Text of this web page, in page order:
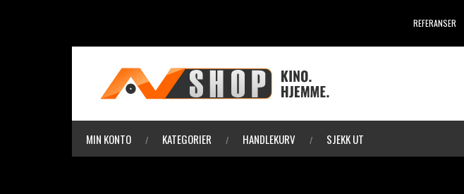
REFERANSER
MIN KONTO KATEGORIER HANDLEKURV SJEKK UT